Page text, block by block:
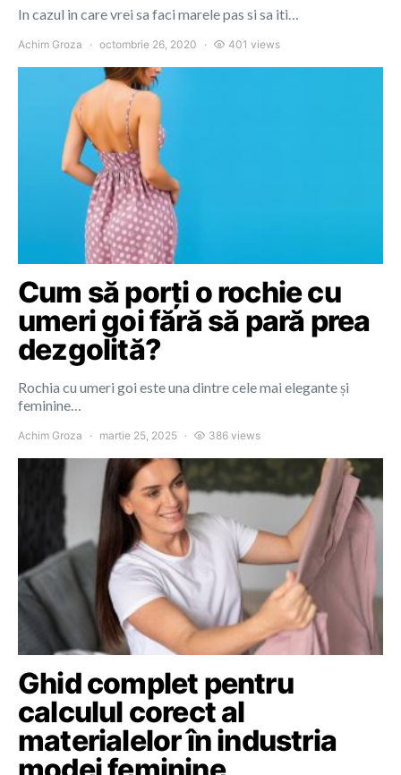
In cazul in care vrei sa faci marele pas si sa iti…
Achim Groza octombrie 26, 2020 401 views
Cum să porți o rochie cu
umeri goi fără să pară prea
dezgolită?
Rochia cu umeri goi este una dintre cele mai elegante și
feminine…
Achim Groza martie 25, 2025 386 views
Ghid complet pentru
calculul corect al
materialelor în industria